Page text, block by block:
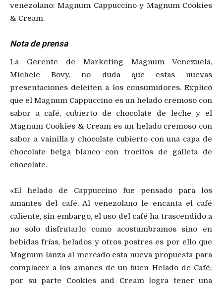
venezolano: Magnum Cappuccino y Magnum Cookies
& Cream.
Nota de prensa
La Gerente de Marketing Magnum Venezuela,
Michele Bovy, no duda que estas nuevas
presentaciones deleiten a los consumidores. Explicó
que el Magnum Cappuccino es un helado cremoso con
sabor a café, cubierto de chocolate de leche y el
Magnum Cookies & Cream es un helado cremoso con
sabor a vainilla y chocolate cubierto con una capa de
chocolate belga blanco con trocitos de galleta de
chocolate.
«El helado de Cappuccino fue pensado para los
amantes del café. Al venezolano le encanta el café
caliente, sin embargo, el uso del café ha trascendido a
no solo disfrutarlo como acostumbramos sino en
bebidas frías, helados y otros postres es por ello que
Magnum lanza al mercado esta nueva propuesta para
complacer a los amanes de un buen Helado de Café;
por su parte Cookies and Cream logra tener una